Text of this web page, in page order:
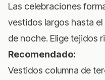
Las celebraciones
vestidos largos hasta
de noche. Elige tejidos
Recomendado:
Vestidos columna de